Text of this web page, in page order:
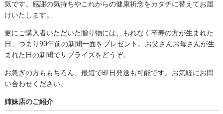
気です。感謝の気持ちやこれからの健康祈念をカタチに替えてお届
けいたします。
更にご購入者いただいた贈り物には、もれなく卒寿の方が生まれた
日、つまり90年前の新聞一面をプレゼント。お父さんお母さんが生
まれた日の新聞でサプライズをどうぞ。
お急ぎの方ももちろん、最短で即日発送も可能です。お気軽にお問
い合わせください。
姉妹店のご紹介